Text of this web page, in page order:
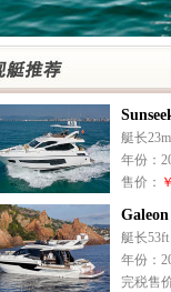
艇长
年份：
售价：
艇长53ft
年份：
完税售